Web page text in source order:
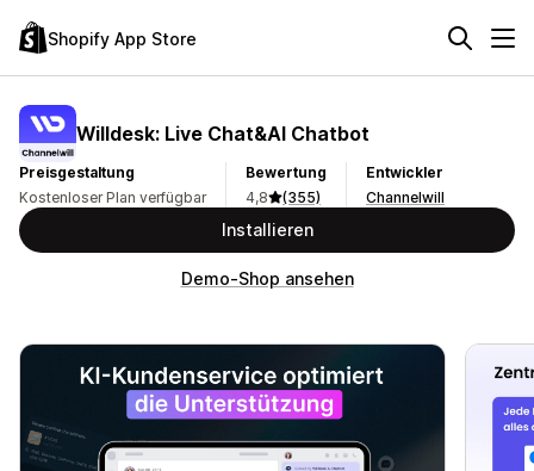
Shopify App Store
Willdesk: Live Chat&AI Chatbot
Preisgestaltung
Kostenloser Plan verfügbar
Bewertung
4,8
(355)
Entwickler
Channelwill
Installieren
Demo-Shop ansehen